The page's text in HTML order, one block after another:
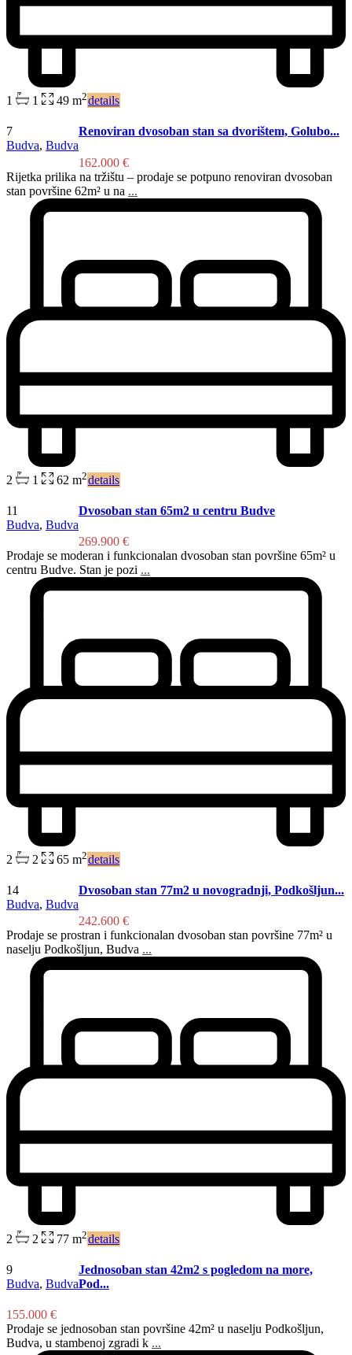
1 1 49 m2details
7
Budva, Budva
Renoviran dvosoban stan sa dvorištem, Golubo...
162.000 €
Rijetka prilika na tržištu – prodaje se potpuno renoviran dvosoban
stan površine 62m² u na ...
2 1 62 m2details
11
Budva, Budva
Dvosoban stan 65m2 u centru Budve
269.900 €
Prodaje se moderan i funkcionalan dvosoban stan površine 65m² u
centru Budve. Stan je pozi ...
2 2 65 m2details
14
Budva, Budva
Dvosoban stan 77m2 u novogradnji, Podkošljun...
242.600 €
Prodaje se prostran i funkcionalan dvosoban stan površine 77m² u
naselju Podkošljun, Budva ...
2 2 77 m2details
9
Budva, Budva
Jednosoban stan 42m2 s pogledom na more,
Pod...
155.000 €
Prodaje se jednosoban stan površine 42m² u naselju Podkošljun,
Budva, u stambenoj zgradi k ...